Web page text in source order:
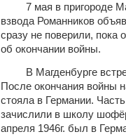
7 мая в пригороде
взвода Романников
сразу не поверили, пока
об окончании войны.
В Магденбурге
После окончания войны
стояла в Германии.
зачислили в школу
апреля 1946г. был в